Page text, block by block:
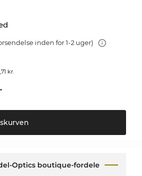
inden for 1-2 uger)
kr.
Optics boutique-fordele